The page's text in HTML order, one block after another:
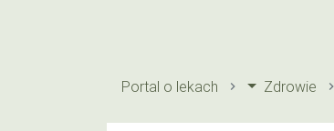
Portal o lekach Zdrowie